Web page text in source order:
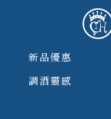
新品優惠
調酒靈感